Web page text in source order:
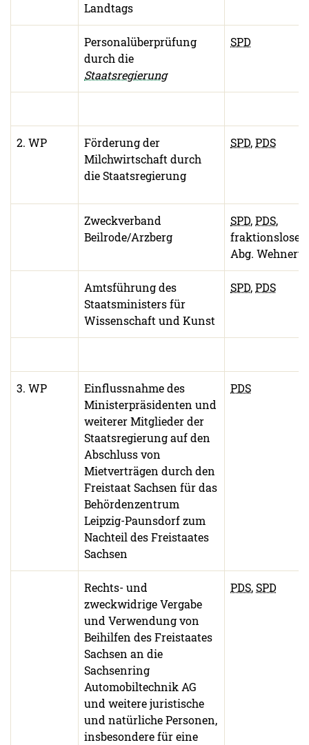
Landtags
Personalüberprüfung
durch die
Staatsregierung
SPD
2. WP
Förderung der
Milchwirtschaft durch
die Staatsregierung
SPD,PDS
Zweckverband
Beilrode/Arzberg
SPD,PDS,
fraktionsloser
Abg. Wehnert
Amtsführung des
Staatsministers für
Wissenschaft und Kunst
SPD,PDS
3. WP
Einflussnahme des
Ministerpräsidenten und
weiterer Mitglieder der
Staatsregierung auf den
Abschluss von
Mietverträgen durch den
Freistaat Sachsen für das
Behördenzentrum
Leipzig-Paunsdorf zum
Nachteil des Freistaates
Sachsen
PDS
Rechts- und
zweckwidrige Vergabe
und Verwendung von
Beihilfen des Freistaates
Sachsen an die
Sachsenring
Automobiltechnik AG
und weitere juristische
und natürliche Personen,
insbesondere für eine
PDS,SPD